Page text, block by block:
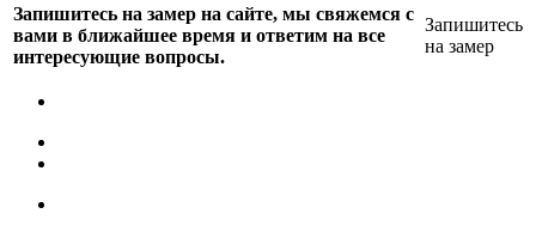
Запишитесь на замер на сайте, мы свяжемся с
вами в ближайшее время и ответим на все
интересующие вопросы.
Запишитесь
на замер